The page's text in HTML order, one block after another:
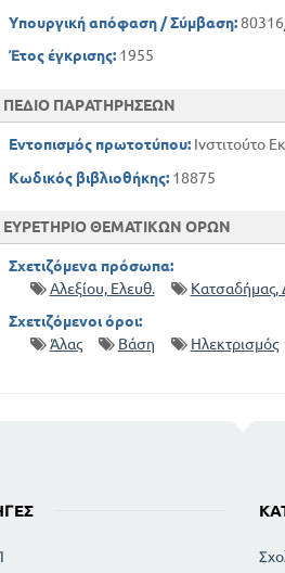
Υπουργική απόφαση / Σύμβαση:
Έτος έγκρισης:1955
ΠΕΔΙΟ ΠΑΡΑΤΗΡΗΣΕΩΝ
Εντοπισμός πρωτοτύπου:Ινστιτούτο
Κωδικός βιβλιοθήκης:18875
ΕΥΡΕΤΗΡΙΟ ΘΕΜΑΤΙΚΩΝ ΟΡΩΝ
Σχετιζόμενα πρόσωπα:
Αλεξίου, Ελευθ.
Κατσαδήμας,
Σχετιζόμενοι όροι:
Άλας
Βάση Ηλεκτρισμός